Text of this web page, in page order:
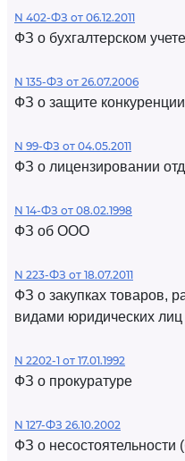
N 402-ФЗ от 06.12.2011
ФЗ о бухгалтерском учете
N 135-ФЗ от 26.07.2006
ФЗ о защите конкуренции
N 99-ФЗ от 04.05.2011
ФЗ о лицензировании
N 14-ФЗ от 08.02.1998
ФЗ об ООО
N 223-ФЗ от 18.07.2011
ФЗ о закупках товаров,
видами юридических лиц
N 2202-1 от 17.01.1992
ФЗ о прокуратуре
N 127-ФЗ 26.10.2002
ФЗ о несостоятельности